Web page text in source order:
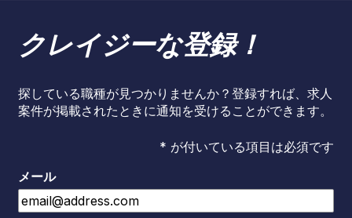
クレイジーな登録！
探している職種が見つかりませんか？登録すれば、求人
案件が掲載されたときに通知を受けることができます。
* が付いている項目は必須です
メール